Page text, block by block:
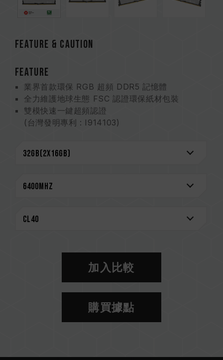
FEATURE & CAUTION
FEATURE
業界首款環保 RGB 超頻 DDR5 記憶體
全力維護地球生態 FSC 認證環保紙材包裝
雙模快速一鍵超頻認證
(台灣發明專利 : I914103)
創新線路結構專利 降低功耗與發熱
US12111715B2）
US11488679B1）
選購記憶體產品前，請先參考主機板品牌的 QVL
相容性列表。
請勿混合使用不同容量、頻率、品牌、型號的記憶
CPU 記憶體控制器(IMC)的體質以及當前使用的
加入比較
購買據點